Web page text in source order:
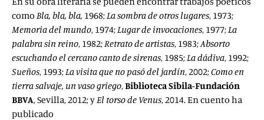
como Bla, bla, bla, 1968;La sombra de otros lugares, 1973;
Memoria del mundo, 1974;Lugar de invocaciones, 1977;La
palabra sin reino, 1982;Retrato de artistas, 1983;Absorto
escuchando el cercano canto desirenas, 1985;La dádiva, 1992;
Sueños, 1993;La visita que no pasó del jardín, 2002;Comoen
tierra salvaje, un vaso griego,BibliotecaSibila-Fundación
BBVA, Sevilla, 2012; yEl torso de Venus, 2014. En cuento ha
publicado